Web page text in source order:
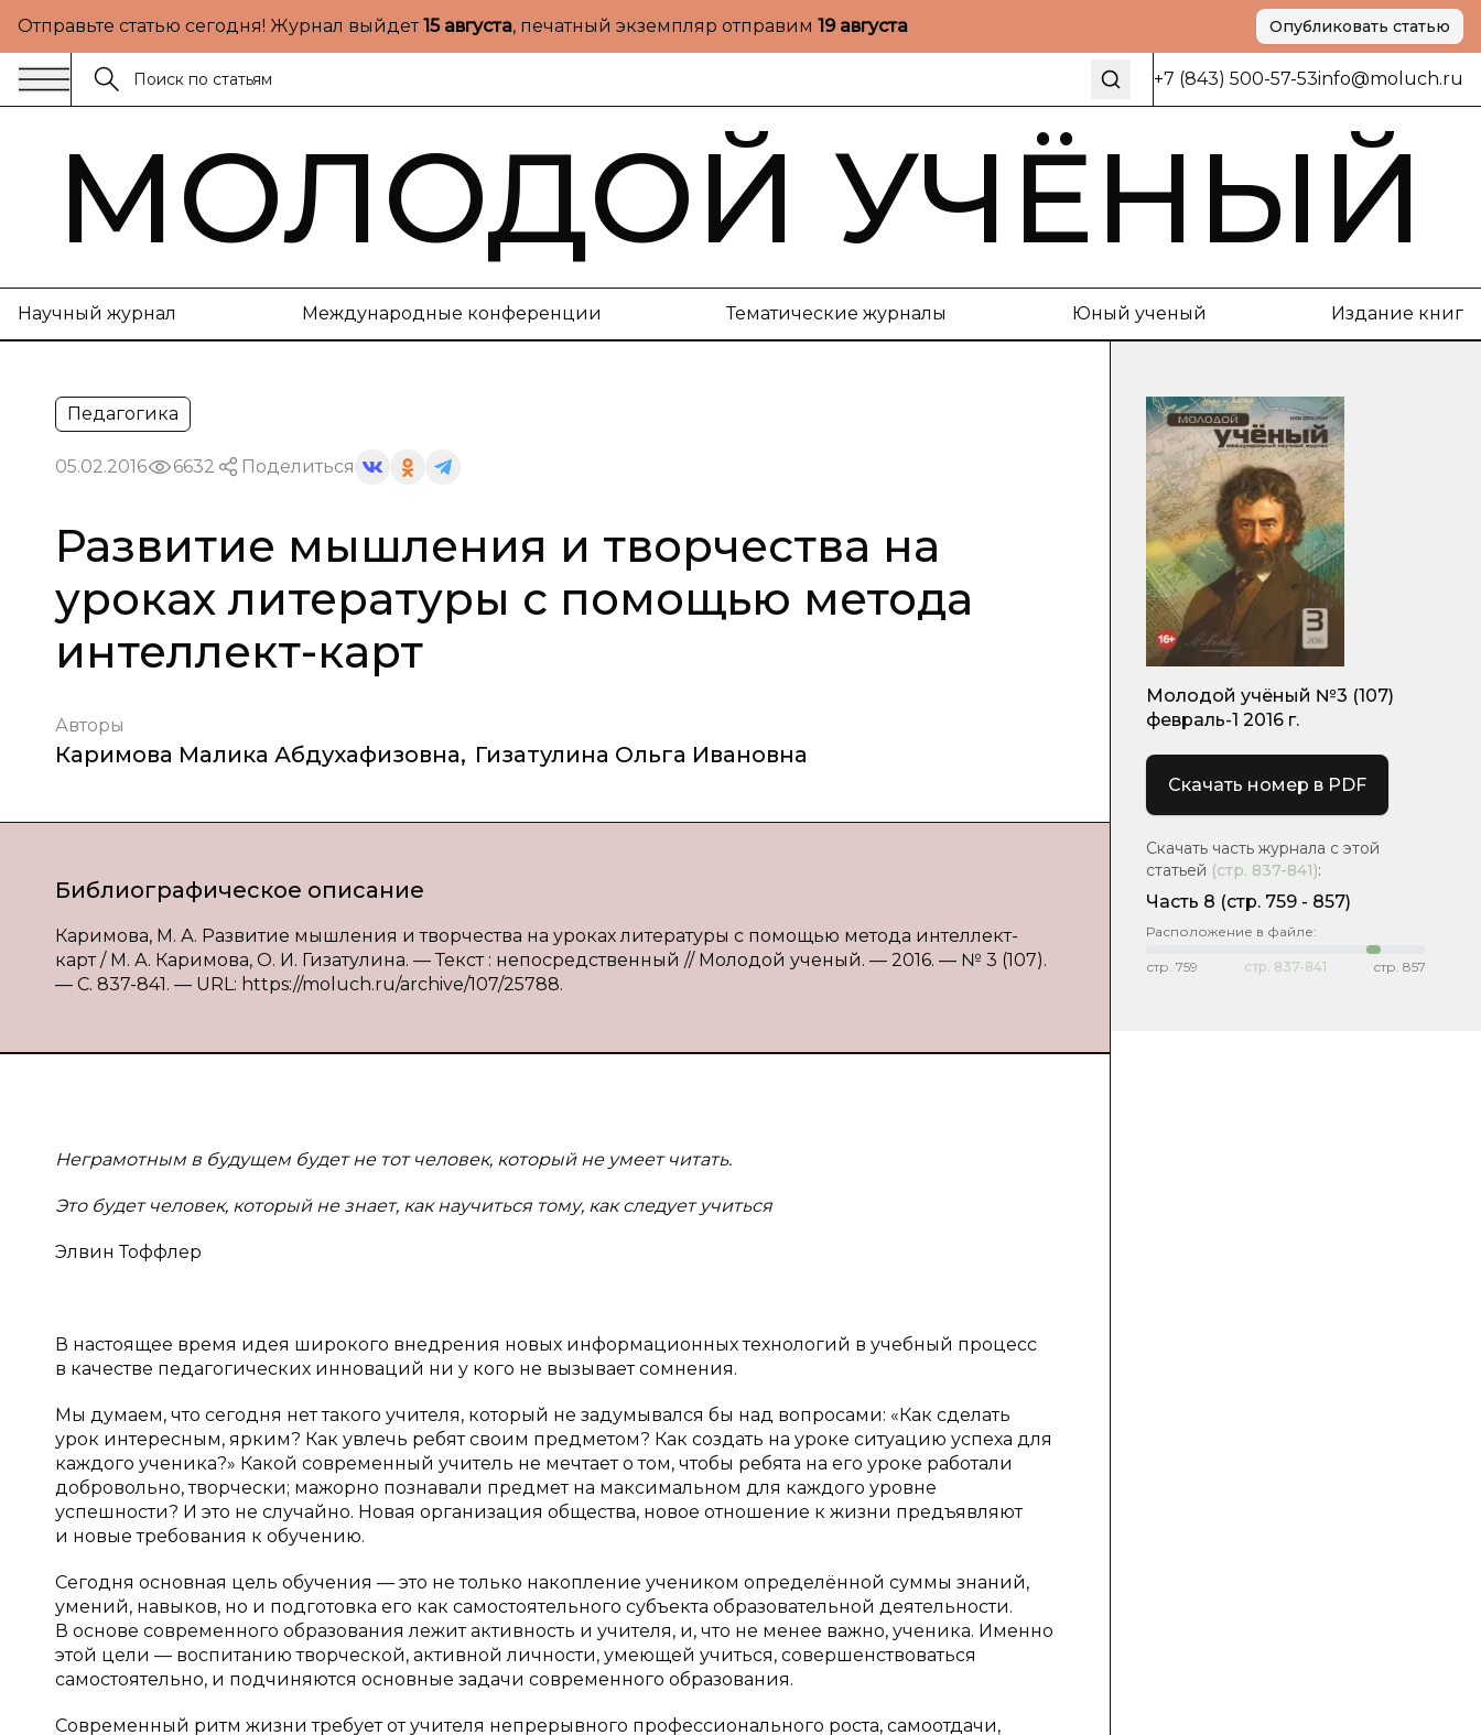
Отправьте статью сегодня! Журнал выйдет15 августа, печатный экземпляр отправим 19 августа Опубликовать статью
+7 (843) 500-57-53info@moluch.ru
МОЛОДОЙ УЧЁНЫЙ
Научный журнал Международные конференции Тематические журналы Юный ученый Издание книг
Педагогика
05.02.2016 6632 Поделиться
Развитие мышления и творчества на
уроках литературы с помощью метода
интеллект-карт
Авторы
Каримова Малика Абдухафизовна, Гизатулина Ольга Ивановна
Библиографическое описание
Каримова, М. А. Развитие мышления и творчества на уроках литературы с помощью метода интеллект-
карт / М. А. Каримова, О. И. Гизатулина. — Текст : непосредственный // Молодой ученый. — 2016. — № 3 (107).
— С. 837-841. — URL: https://moluch.ru/archive/107/25788.
Неграмотным в будущем будет не тот человек, который не умеет читать.
Это будет человек, который не знает, как научиться тому, как следует учиться
Элвин Тоффлер
В настоящее время идея широкого внедрения новых информационных технологий в учебный процесс
в качестве педагогических инноваций ни у кого не вызывает сомнения.
Мы думаем, что сегодня нет такого учителя, который не задумывался бы над вопросами: «Как сделать
урок интересным, ярким? Как увлечь ребят своим предметом? Как создать на уроке ситуацию успеха для
каждого ученика?» Какой современный учитель не мечтает о том, чтобы ребята на его уроке работали
добровольно, творчески; мажорно познавали предмет на максимальном для каждого уровне
успешности? И это не случайно. Новая организация общества, новое отношение к жизни предъявляют
и новые требования к обучению.
Сегодня основная цель обучения — это не только накопление учеником определённой суммы знаний,
умений, навыков, но и подготовка его как самостоятельного субъекта образовательной деятельности.
В основе современного образования лежит активность и учителя, и, что не менее важно, ученика. Именно
этой цели — воспитанию творческой, активной личности, умеющей учиться, совершенствоваться
самостоятельно, и подчиняются основные задачи современного образования.
Современный ритм жизни требует от учителя непрерывного профессионального роста, самоотдачи,
Молодой учёный №3 (107)
февраль-1 2016 г.
Скачать номер в PDF
Скачать часть журнала с этой
статьей (стр. 837-841):
Часть 8 (cтр. 759 - 857)
Расположение в файле:
стр. 759 стр. 837-841 стр. 857